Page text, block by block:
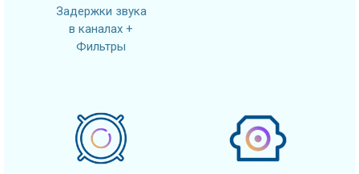
Задержки звука
в каналах +
Фильтры